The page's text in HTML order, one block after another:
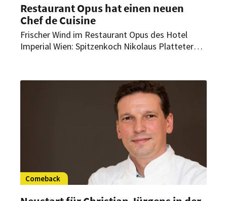
Restaurant Opus hat einen neuen
Chef de Cuisine
Frischer Wind im Restaurant Opus des Hotel
Imperial Wien: Spitzenkoch Nikolaus Platteter
Erfahrung, handwerkliche Präzision und kreative
Raffinesse in seine neue Position mit ein.
Comeback